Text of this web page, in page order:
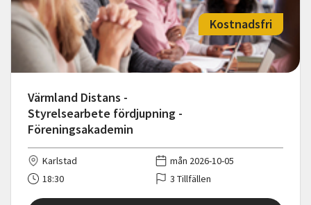
Värmland Distans -
Styrelsearbete fördjupning -
Föreningsakademin
Kostnadsfri
Karlstad
mån 2026-10-05
18:30
3 Tillfällen